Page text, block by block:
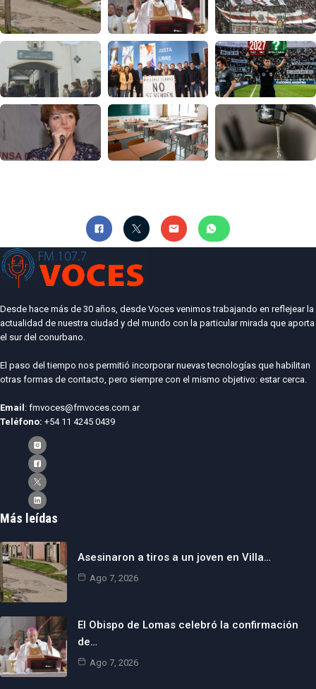
Desde hace más de 30 años, desde Voces venimos trabajando en reflejear la
actualidad de nuestra ciudad y del mundo con la particular mirada que aporta
el sur del conurbano.
El paso del tiempo nos permitió incorporar nuevas tecnologías que habilitan
otras formas de contacto, pero siempre con el mismo objetivo: estar cerca.
Email : fmvoces@fmvoces.com.ar
Teléfono: +54 11 4245 0439
Más leídas
Asesinaron a tiros a un joven en Villa…
Ago 7, 2026
El Obispo de Lomas celebró la confirmación
de…
Ago 7, 2026